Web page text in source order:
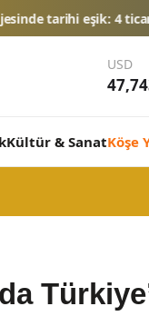
final testlerinde
USD
Kültür & SanatKöşe